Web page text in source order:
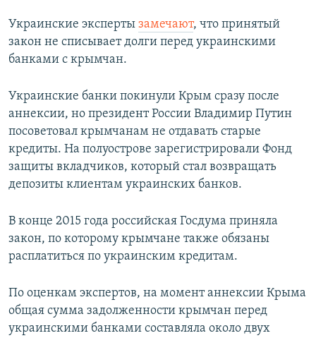
Украинские эксперты замечают, что принятый
закон не списывает долги перед украинскими
банками с крымчан.
Украинские банки покинули Крым сразу после
аннексии, но президент России Владимир Путин
посоветовал крымчанам не отдавать старые
кредиты. На полуострове зарегистрировали Фонд
защиты вкладчиков, который стал возвращать
депозиты клиентам украинских банков.
В конце 2015 года российская Госдума приняла
закон, по которому крымчане также обязаны
расплатиться по украинским кредитам.
По оценкам экспертов, на момент аннексии Крыма
общая сумма задолженности крымчан перед
украинскими банками составляла около двух